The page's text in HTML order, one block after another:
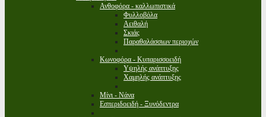
Ανθοφόρα - καλλωπιστικά
Φυλλοβόλα
Αειθαλή
Σκιάς
Παραθαλάσσιων περιοχών
Κωνοφόρα - Κυπαρισσοειδή
Υψηλής ανάπτυξης
Χαμηλής ανάπτυξης
Μίνι - Νάνα
Εσπεριδοειδή - Ξυνόδεντρα